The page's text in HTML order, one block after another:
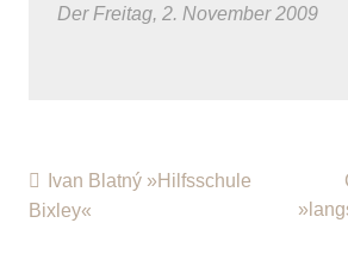
Der Freitag, 2. November 2009
Ivan Blatný »Hilfsschule
Bixley«